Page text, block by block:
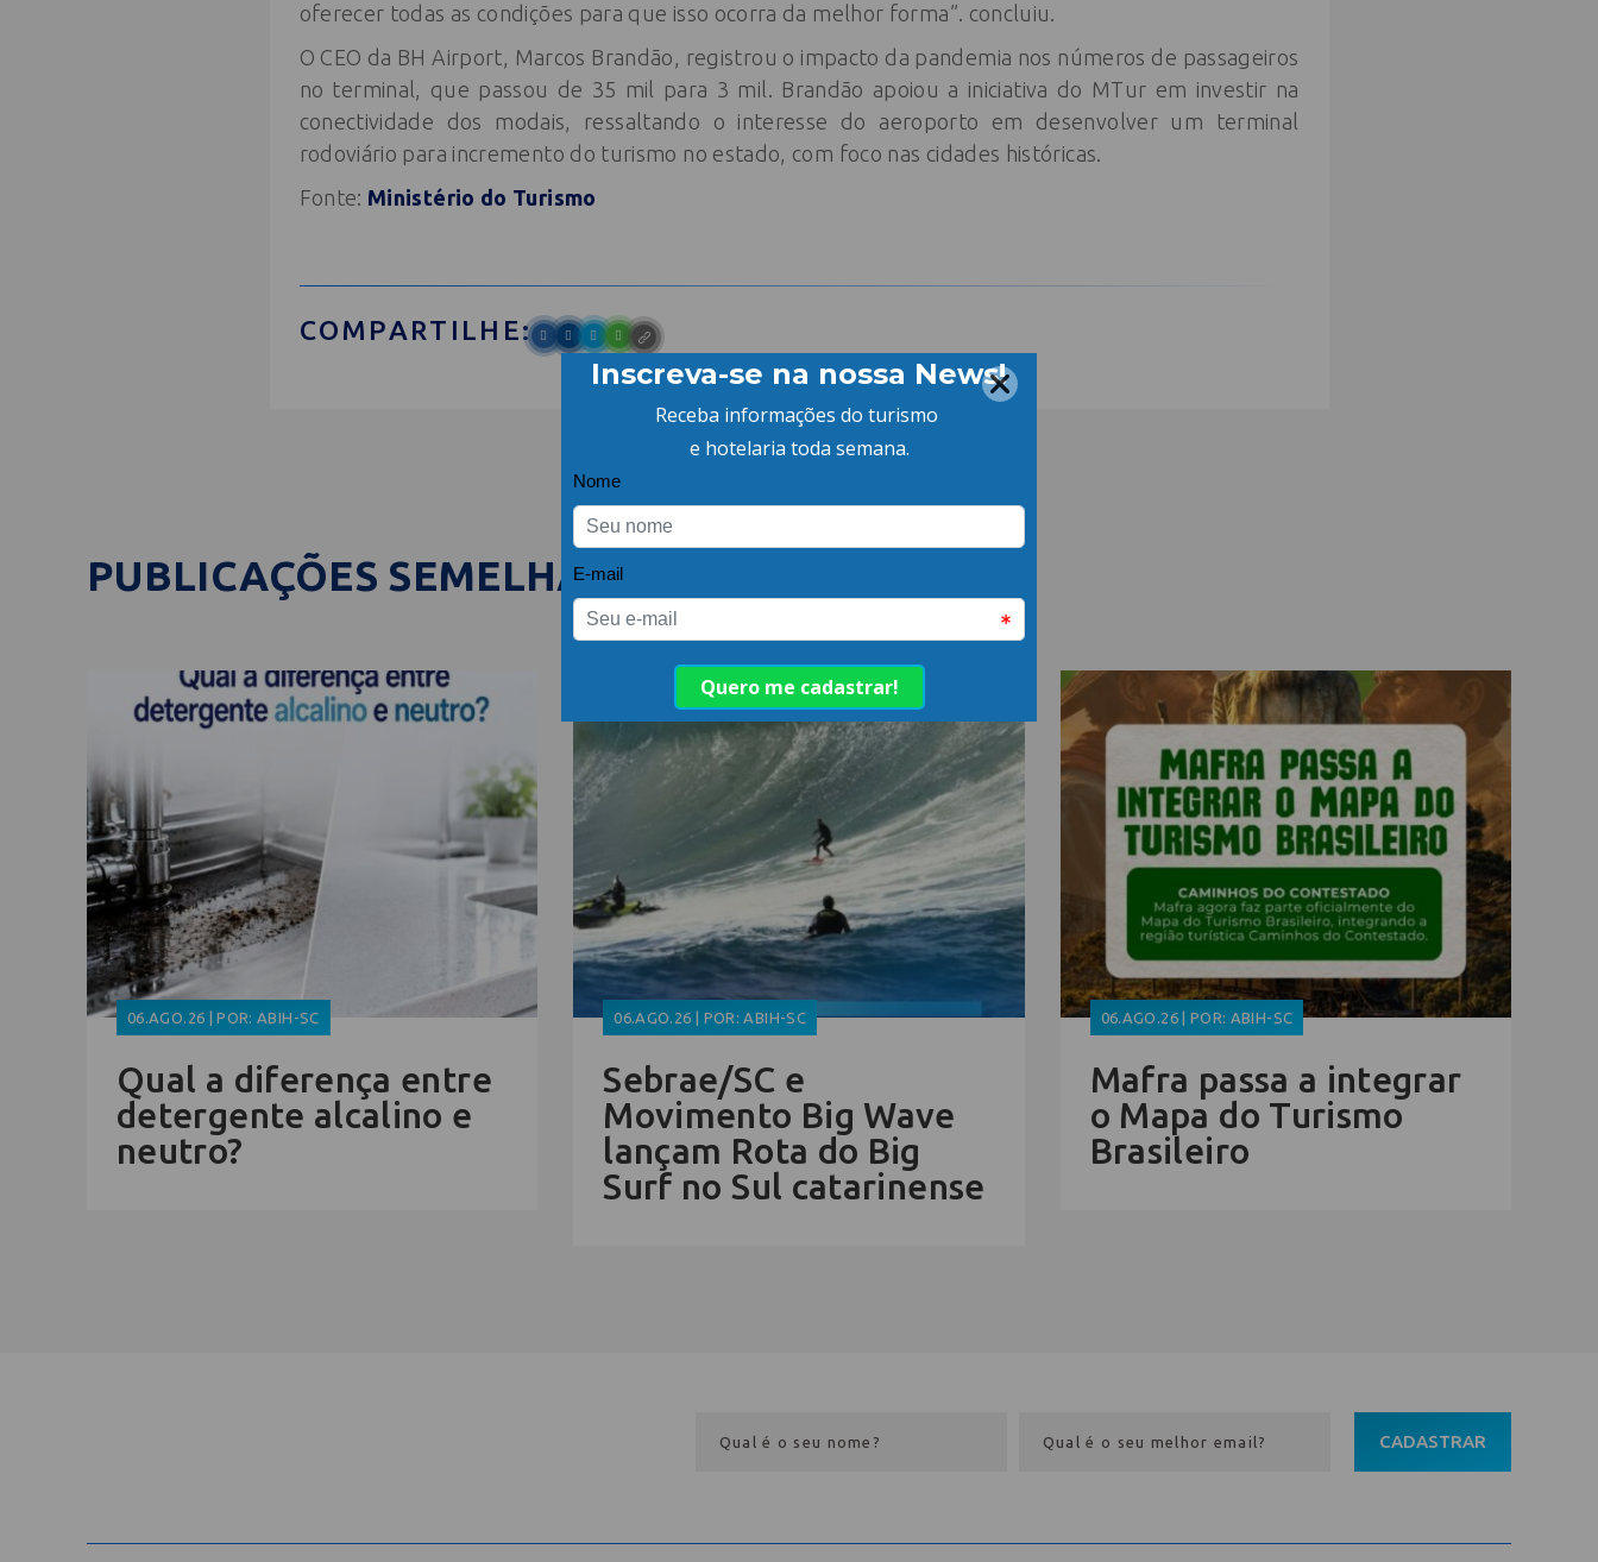
oferecer todas as condições para que isso ocorra da melhor forma”. concluiu.
O CEO da BH Airport, Marcos Brandão, registrou o impacto da pandemia nos números de passageiros
no terminal, que passou de 35 mil para 3 mil. Brandão apoiou a iniciativa do MTur em investir na
conectividade dos modais, ressaltando o interesse do aeroporto em desenvolver um terminal
rodoviário para incremento do turismo no estado, com foco nas cidades históricas.
Fonte: Ministério do Turismo
COMPARTILHE:
PUBLICAÇÕES SEMELHANTES
06.AGO.26 | POR: ABIH-SC
Qual a diferença entre
detergente alcalino e
neutro?
06.AGO.26 | POR: ABIH-SC
Sebrae/SC e
Movimento Big Wave
lançam Rota do Big
Surf no Sul catarinense
06.AGO.26 | POR: ABIH-SC
Mafra passa a integrar
o Mapa do Turismo
Brasileiro
CADASTRAR